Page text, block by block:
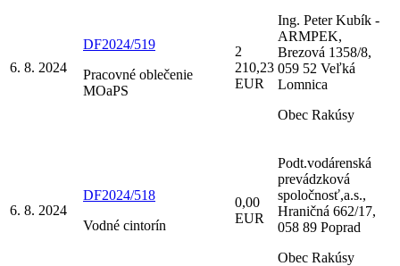
6. 8. 2024
DF2024/519
Pracovné oblečenie
MOaPS
2
210,23
EUR
Ing. Peter Kubík -
ARMPEK,
Brezová 1358/8,
059 52 Veľká
Lomnica
Obec Rakúsy
6. 8. 2024
DF2024/518
Vodné cintorín
0,00
EUR
Podt.vodárenská
prevádzková
spoločnosť,a.s.,
Hraničná 662/17,
058 89 Poprad
Obec Rakúsy